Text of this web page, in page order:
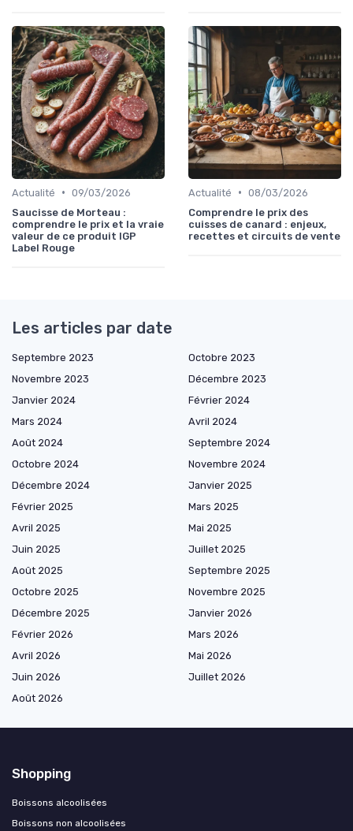
Actualité • 09/03/2026
Saucisse de Morteau :
comprendre le prix et la vraie
valeur de ce produit IGP
Label Rouge
Actualité • 08/03/2026
Comprendre le prix des
cuisses de canard : enjeux,
recettes et circuits de vente
Les articles par date
Septembre 2023
Octobre 2023
Novembre 2023
Décembre 2023
Janvier 2024
Février 2024
Mars 2024
Avril 2024
Août 2024
Septembre 2024
Octobre 2024
Novembre 2024
Décembre 2024
Janvier 2025
Février 2025
Mars 2025
Avril 2025
Mai 2025
Juin 2025
Juillet 2025
Août 2025
Septembre 2025
Octobre 2025
Novembre 2025
Décembre 2025
Janvier 2026
Février 2026
Mars 2026
Avril 2026
Mai 2026
Juin 2026
Juillet 2026
Août 2026
Shopping
Boissons alcoolisées
Boissons non alcoolisées